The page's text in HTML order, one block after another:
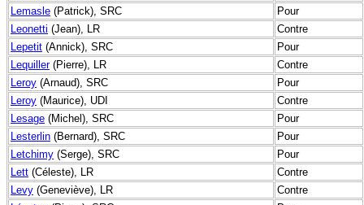
Lemasle (Patrick), SRC
Pour
Leonetti (Jean), LR
Contre
Lepetit (Annick), SRC
Pour
Lequiller(Pierre), LR
Contre
Leroy (Arnaud), SRC
Pour
Leroy (Maurice), UDI
Contre
Lesage (Michel), SRC
Pour
Lesterlin (Bernard), SRC
Pour
Letchimy (Serge), SRC
Pour
Lett (Céleste), LR
Contre
Levy (Geneviève), LR
Contre